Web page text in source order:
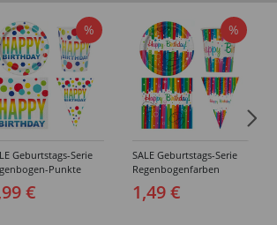
%
Geburtstags-Serie
Punkte
Happy
- Teller,
€
%
SALE Geburtstags-Serie
Regenbogenfarben
Geburtstag Happy
Birthday - Teller,
1,49 €